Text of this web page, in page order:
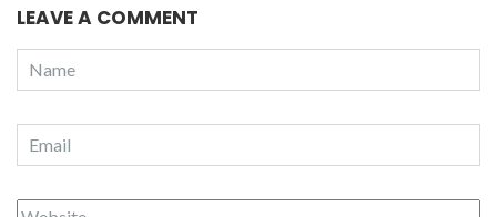
LEAVE A COMMENT